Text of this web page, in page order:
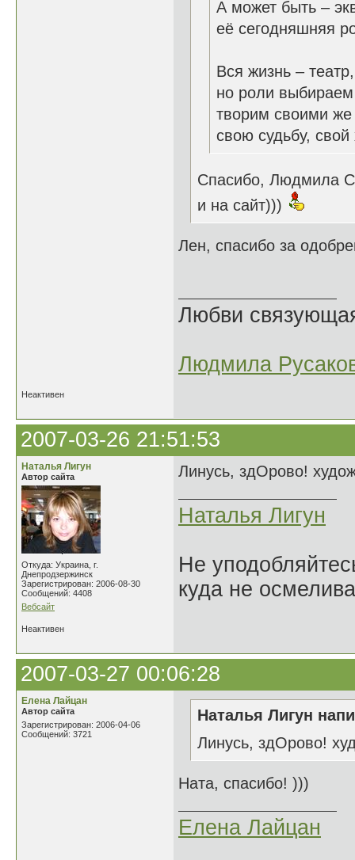
А может быть –
её сегодняшняя
Вся жизнь –
но роли
творим своими же
свою судьбу,
Спасибо, Людмила
и на сайт)))
Лен, спасибо за
Любви
Людмила
Неактивен
2007-03-26 21:51:53
Наталья Лигун
Автор сайта
Откуда: Украина, г.
Днепродзержинск
Зарегистрирован: 2006-08-30
Сообщений: 4408
Вебсайт
Линусь, здОрово!
Наталья Лигун
Не
куда не
Неактивен
2007-03-27 00:06:28
Елена Лайцан
Автор сайта
Зарегистрирован: 2006-04-06
Сообщений: 3721
Наталья Лигун
Линусь, здОрово!
Ната, спасибо! )))
Елена Лайцан